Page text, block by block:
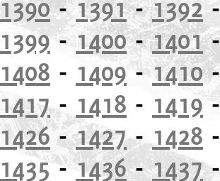
1390-1391-1392
1399-1400-1401
1408 - 1409-1410
1417- 1418 - 1419
1426-1427- 1428
1435-1436-1437